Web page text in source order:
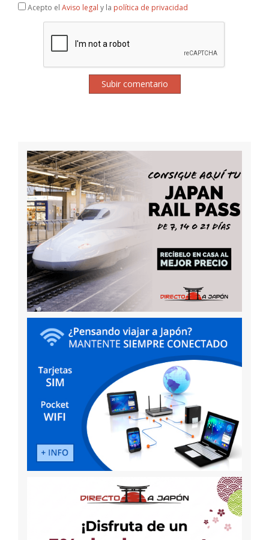
Acepto el Aviso legal y la política de privacidad
Subir comentario